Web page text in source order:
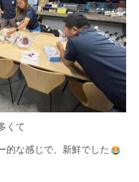
くて
的な感じで、新鮮でした